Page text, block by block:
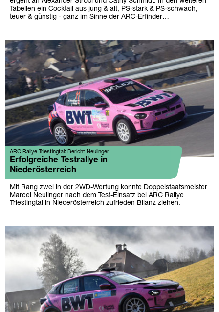
ergeht an Alexander Strobl und Cathy Schmidt. In den weiteren
Tabellen ein Cocktail aus jung & alt, PS-stark & PS-schwach,
teuer & günstig - ganz im Sinne der ARC-Erfinder…
ARC Rallye Triestingtal: Bericht Neulinger
Erfolgreiche Testrallye in
Niederösterreich
Mit Rang zwei in der 2WD-Wertung konnte Doppelstaatsmeister
Marcel Neulinger nach dem Test-Einsatz bei ARC Rallye
Triestingtal in Niederösterreich zufrieden Bilanz ziehen.